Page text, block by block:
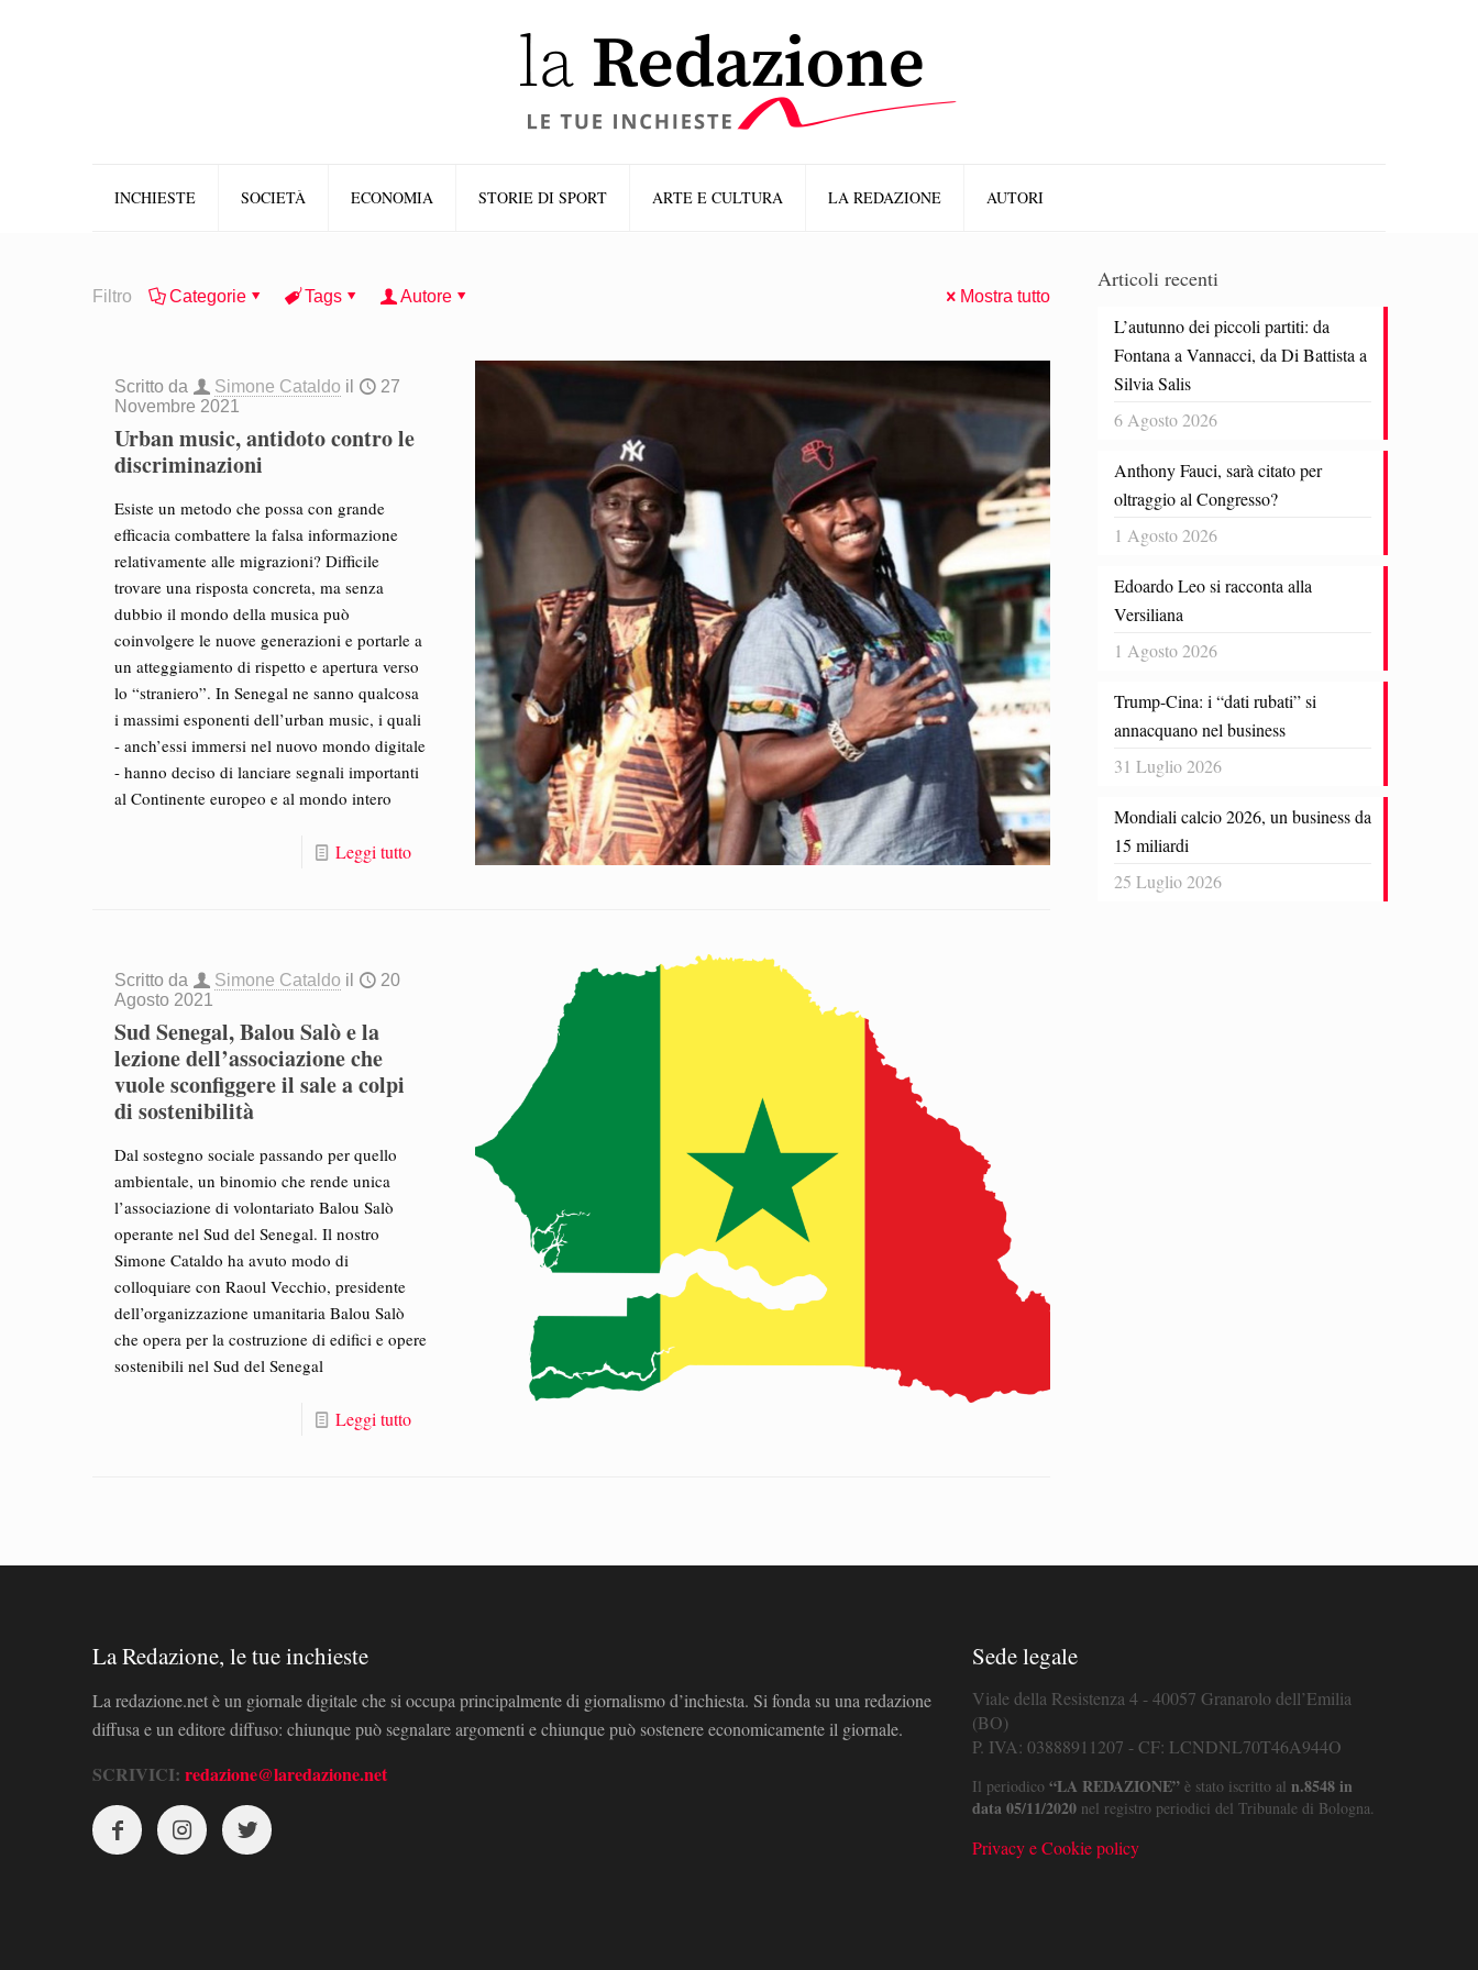
INCHIESTE SOCIETÀ ECONOMIA STORIE DI SPORT ARTE E CULTURA LA REDAZIONE AUTORI
Filtro Categorie Tags Autore Mostra tutto
Scritto da Simone Cataldo il
27
Novembre 2021
Urban music, antidoto contro le
discriminazioni
Esiste un metodo che possa con grande
efficacia combattere la falsa informazione
relativamente alle migrazioni? Difficile
trovare una risposta concreta, ma senza
dubbio il mondo della musica può
coinvolgere le nuove generazioni e portarle a
un atteggiamento di rispetto e apertura verso
lo “straniero”. In Senegal ne sanno qualcosa
i massimi esponenti dell’urban music, i quali
- anch’essi immersi nel nuovo mondo digitale
- hanno deciso di lanciare segnali importanti
al Continente europeo e al mondo intero
Leggi tutto
Scritto da Simone Cataldo il
20
Agosto 2021
Sud Senegal, Balou Salò e la
lezione dell’associazione che
vuole sconfiggere il sale a colpi
di sostenibilità
Dal sostegno sociale passando per quello
ambientale, un binomio che rende unica
l’associazione di volontariato Balou Salò
operante nel Sud del Senegal. Il nostro
Simone Cataldo ha avuto modo di
colloquiare con Raoul Vecchio, presidente
dell’organizzazione umanitaria Balou Salò
che opera per la costruzione di edifici e opere
sostenibili nel Sud del Senegal
Leggi tutto
Articoli recenti
L’autunno dei piccoli partiti: da
Fontana a Vannacci, da Di Battista a
Silvia Salis
6 Agosto 2026
Anthony Fauci, sarà citato per
oltraggio al Congresso?
1 Agosto 2026
Edoardo Leo si racconta alla
Versiliana
1 Agosto 2026
Trump-Cina: i “dati rubati” si
annacquano nel business
31 Luglio 2026
Mondiali calcio 2026, un business da
15 miliardi
25 Luglio 2026
La Redazione, le tue inchieste
La redazione.net è un giornale digitale che si occupa principalmente di giornalismo d’inchiesta. Si fonda su una redazione
diffusa e un editore diffuso: chiunque può segnalare argomenti e chiunque può sostenere economicamente il giornale.
SCRIVICI: redazione@laredazione.net
Sede legale
Viale della Resistenza 4 - 40057 Granarolo dell’Emilia
(BO)
P. IVA: 03888911207 - CF: LCNDNL70T46A944O
Il periodico “LA REDAZIONE”è stato iscritto al n.8548 in
data 05/11/2020nel registro periodici del Tribunale di Bologna.
Privacy e Cookie policy